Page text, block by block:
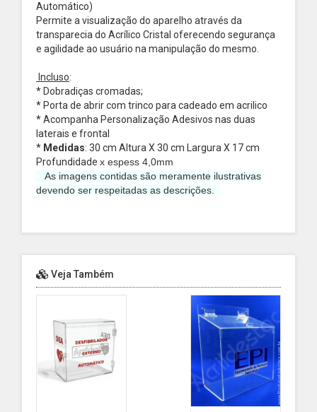
Automático)
Permite a visualização do aparelho através da
transparecia do Acrílico Cristal oferecendo segurança
e agilidade ao usuário na manipulação do mesmo.
Incluso:
* Dobradiças cromadas;
* Porta de abrir com trinco para cadeado em acrilico
* Acompanha Personalização Adesivos nas duas
laterais e frontal
* Medidas: 30 cm Altura X 30 cm Largura X 17 cm
Profundidade x espess 4,0mm
As imagens contidas são meramente ilustrativas
devendo ser respeitadas as descrições.
Veja Também